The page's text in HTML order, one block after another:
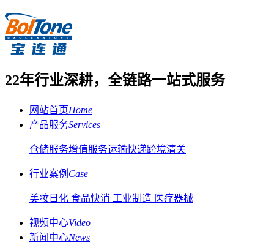
22年行业深耕，全链路一站式服务
网站首页Home
产品服务Services
仓储服务增值服务运输快递跨境清关
行业案例 Case
美妆日化 食品快消 工业制造 医疗器械
视频中心Video
新闻中心News